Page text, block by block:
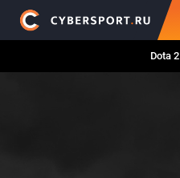
Dota 2